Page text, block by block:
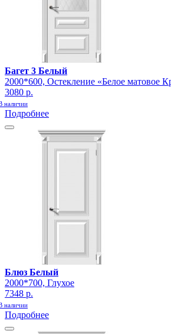
Багет 3 Белый
2000*600, Остекление «Белое матовое
3080 р.
наличии
Подробнее
Блюз Белый
2000*700, Глухое
7348 р.
наличии
Подробнее